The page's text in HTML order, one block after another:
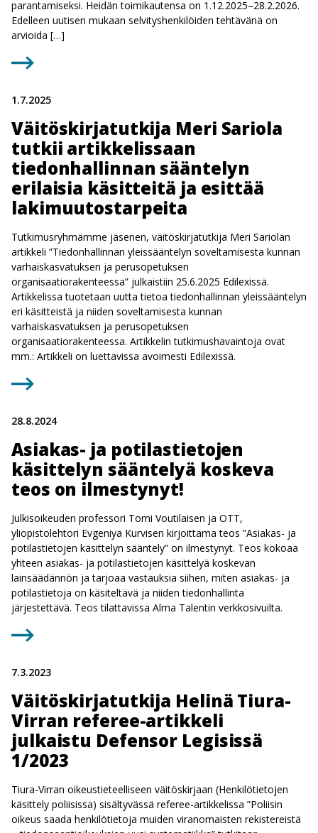
parantamiseksi. Heidän toimikautensa on 1.12.2025–28.2.2026.
Edelleen uutisen mukaan selvityshenkilöiden tehtävänä on
arvioida […]
1.7.2025
Väitöskirjatutkija Meri Sariola
tutkii artikkelissaan
tiedonhallinnan sääntelyn
erilaisia käsitteitä ja esittää
lakimuutostarpeita
Tutkimusryhmämme jäsenen, väitöskirjatutkija Meri Sariolan
artikkeli ”Tiedonhallinnan yleissääntelyn soveltamisesta kunnan
varhaiskasvatuksen ja perusopetuksen
organisaatiorakenteessa” julkaistiin 25.6.2025 Edilexissä.
Artikkelissa tuotetaan uutta tietoa tiedonhallinnan yleissääntelyn
eri käsitteistä ja niiden soveltamisesta kunnan
varhaiskasvatuksen ja perusopetuksen
organisaatiorakenteessa. Artikkelin tutkimushavaintoja ovat
mm.: Artikkeli on luettavissa avoimesti Edilexissä.
28.8.2024
Asiakas- ja potilastietojen
käsittelyn sääntelyä koskeva
teos on ilmestynyt!
Julkisoikeuden professori Tomi Voutilaisen ja OTT,
yliopistolehtori Evgeniya Kurvisen kirjoittama teos ”Asiakas- ja
potilastietojen käsittelyn sääntely” on ilmestynyt. Teos kokoaa
yhteen asiakas- ja potilastietojen käsittelyä koskevan
lainsäädännön ja tarjoaa vastauksia siihen, miten asiakas- ja
potilastietoja on käsiteltävä ja niiden tiedonhallinta
järjestettävä. Teos tilattavissa Alma Talentin verkkosivuilta.
7.3.2023
Väitöskirjatutkija Helinä Tiura-
Virran referee-artikkeli
julkaistu Defensor Legisissä
1/2023
Tiura-Virran oikeustieteelliseen väitöskirjaan (Henkilötietojen
käsittely poliisissa) sisältyvässä referee-artikkelissa ”Poliisin
oikeus saada henkilötietoja muiden viranomaisten rekistereistä